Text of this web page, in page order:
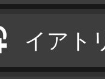
イアト